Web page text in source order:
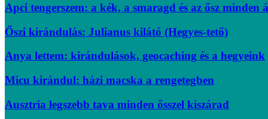
Apci tengerszem: a kék, a smaragd és az ősz minden
Őszi kirándulás: Julianus kilátó (Hegyes-tető)
Anya lettem: kirándulások, geocaching és a hegyeink
Micu kirándul: házi macska a rengetegben
Ausztria legszebb tava minden ősszel kiszárad